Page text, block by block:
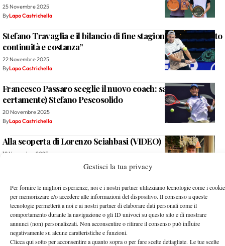
Gestisci la tua privacy
Per fornire le migliori esperienze, noi e i nostri partner utilizziamo tecnologie come i cookie
per memorizzare e/o accedere alle informazioni del dispositivo. Il consenso a queste
tecnologie permetterà a noi e ai nostri partner di elaborare dati personali come il
comportamento durante la navigazione o gli ID univoci su questo sito e di mostrare
annunci (non) personalizzati. Non acconsentire o ritirare il consenso può influire
negativamente su alcune caratteristiche e funzioni.
Clicca qui sotto per acconsentire a quanto sopra o per fare scelte dettagliate. Le tue scelte
25 Novembre 2025
ByLapo Castrichella
Stefano Travaglia e il bilancio di fine stagione: “Ho ritrovato
continuità e costanza”
22 Novembre 2025
ByLapo Castrichella
Francesco Passaro sceglie il nuovo coach: sarà (quasi
certamente) Stefano Pescosolido
20 Novembre 2025
ByLapo Castrichella
Alla scoperta di Lorenzo Sciahbasi (VIDEO)
19 Novembre 2025
Serie A1 2025, andata semifinali: tutto aperto tra Firenze e
Selva Alta, Massa Lombarda supera in rimonta Santa
Margherita Ligure
17 Novembre 2025
Lapo Castrichella